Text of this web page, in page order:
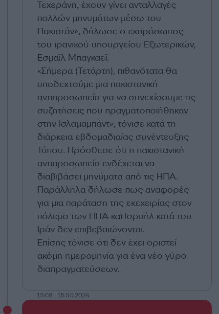
Τεχεράνη, έχουν γίνει ανταλλαγές
πολλών μηνυμάτων μέσω του
Πακιστάν», δήλωσε ο εκπρόσωπος
του ιρανικού υπουργείου Εξωτερικών,
Εσμαΐλ Μπαγκαεΐ.
«Σήμερα (Τετάρτη), πιθανότατα θα
υποδεχτούμε μια πακιστανική
αντιπροσωπεία για να συνεχίσουμε τις
συζητήσεις που πραγματοποιήθηκαν
στην Ισλαμαμπάντ», τόνισε κατά τη
διάρκεια εβδομαδιαίας συνέντευξης
Τύπου. Πρόσθεσε ότι η πακιστανική
αντιπροσωπεία ενδέχεται να
διαβιβάσει μηνύματα από τις ΗΠΑ.
Παράλληλα δήλωσε πως αναφορές
για μια παράταση της εκεχειρίας στον
πόλεμο των ΗΠΑ και Ισραήλ κατά του
Ιράν δεν επιβεβαιώνονται.
Επίσης τόνισε ότι δεν έχει οριστεί
ακόμη ημερομηνία για ένα νέο γύρο
διαπραγματεύσεων.
15:08 | 15.04.2026